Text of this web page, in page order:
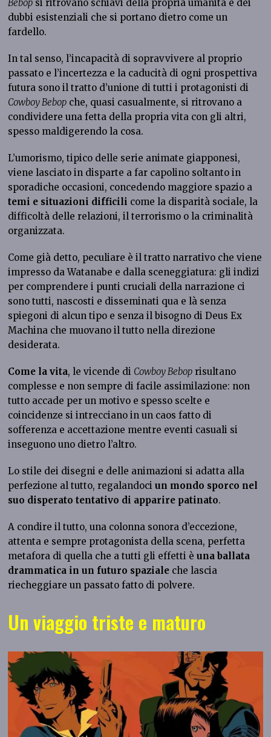
Bebop si ritrovano schiavi della propria umanità e dei
dubbi esistenziali che si portano dietro come un
fardello.
In tal senso, l’incapacità di sopravvivere al proprio
passato e l’incertezza e la caducità di ogni prospettiva
futura sono il tratto d’unione di tutti i protagonisti di
Cowboy Bebop che, quasi casualmente, si ritrovano a
condividere una fetta della propria vita con gli altri,
spesso maldigerendo la cosa.
L’umorismo, tipico delle serie animate giapponesi,
viene lasciato in disparte a far capolino soltanto in
sporadiche occasioni, concedendo maggiore spazio a
temi e situazioni difficili come la disparità sociale, la
difficoltà delle relazioni, il terrorismo o la criminalità
organizzata.
Come già detto, peculiare è il tratto narrativo che viene
impresso da Watanabe e dalla sceneggiatura: gli indizi
per comprendere i punti cruciali della narrazione ci
sono tutti, nascosti e disseminati qua e là senza
spiegoni di alcun tipo e senza il bisogno di Deus Ex
Machina che muovano il tutto nella direzione
desiderata.
Come la vita, le vicende di Cowboy Bebop risultano
complesse e non sempre di facile assimilazione: non
tutto accade per un motivo e spesso scelte e
coincidenze si intrecciano in un caos fatto di
sofferenza e accettazione mentre eventi casuali si
inseguono uno dietro l’altro.
Lo stile dei disegni e delle animazioni si adatta alla
perfezione al tutto, regalandociun mondo sporco nel
suo disperato tentativo di apparire patinato.
A condire il tutto, una colonna sonora d’eccezione,
attenta e sempre protagonista della scena, perfetta
metafora di quella che a tutti gli effetti èuna ballata
drammatica in un futuro spaziale che lascia
riecheggiare un passato fatto di polvere.
Un viaggio triste e maturo